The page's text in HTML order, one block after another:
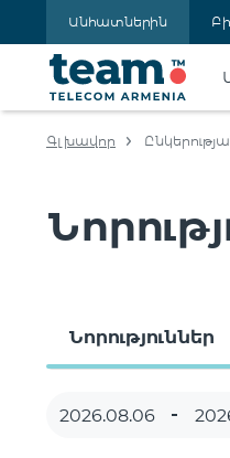
Անհատներին
Գլխավոր
Նորություններ